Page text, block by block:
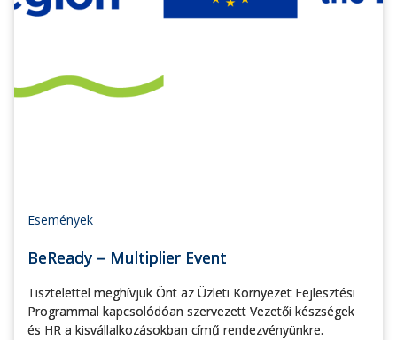
Események
BeReady – Multiplier Event
Tisztelettel meghívjuk Önt az Üzleti Környezet Fejlesztési
Programmal kapcsolódóan szervezett Vezetői készségek
és HR a kisvállalkozásokban című rendezvényünkre.